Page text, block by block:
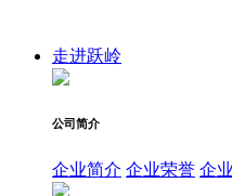
走进跃岭
公司简介
企业简介 企业荣誉 企